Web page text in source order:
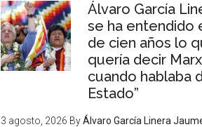
Álvaro García
se ha entendido
de cien años lo
quería decir Marx
cuando hablaba
Estado”
3 agosto, 2026 ByÁlvaro García Linera